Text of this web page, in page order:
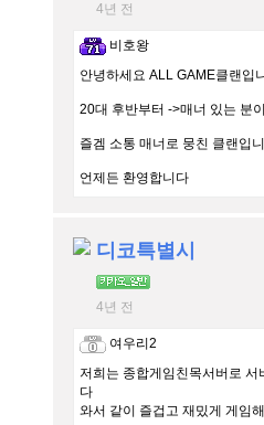
4년 전
비호왕
안녕하세요 ALL GAME클랜입
20대 후반부터 ->매너 있는 분
즐겜 소통 매너로 뭉친 클랜입
언제든 환영합니다
디코특별시
4년 전
여우리2
저희는 종합게임친목서버로
다
와서 같이 즐겁고 재밌게 게임